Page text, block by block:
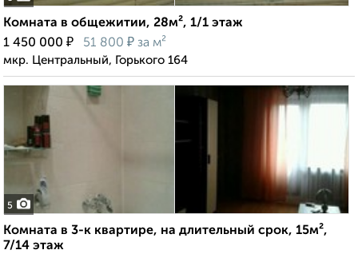
Комната в общежитии, 28м², 1/1 этаж
1 450 000 ₽ 51 800 ₽ за м²
мкр. Центральный, Горького 164
5
Комната в 3-к квартире, на длительный срок, 15м²,
7/14 этаж